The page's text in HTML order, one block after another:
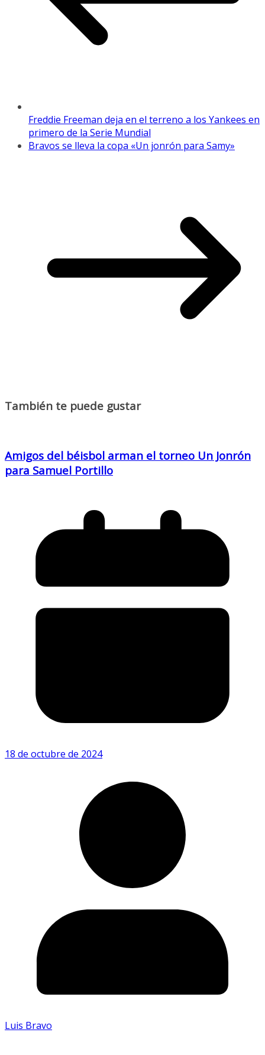
Freddie Freeman deja en el terreno a los Yankees en
primero de la Serie Mundial
Bravos se lleva la copa «Un jonrón para Samy»
También te puede gustar
Amigos del béisbol arman el torneo Un Jonrón
para Samuel Portillo
18 de octubre de 2024
Luis Bravo